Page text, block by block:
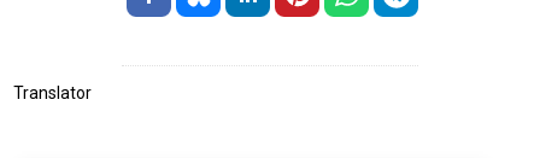
Translator